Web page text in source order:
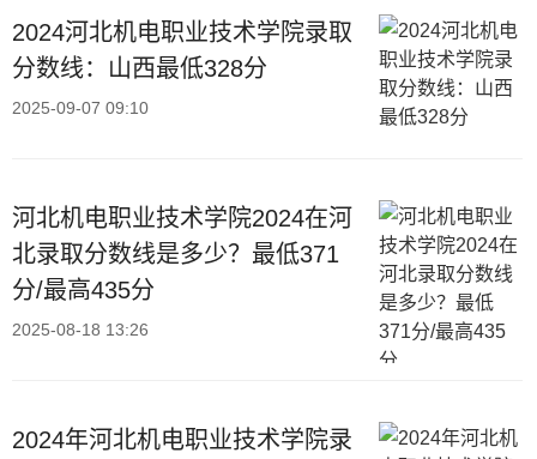
2024河北机电职业技术学院录取
分数线：山西最低328分
2025-09-07 09:10
河北机电职业技术学院2024在河
北录取分数线是多少？最低371
分/最高435分
2025-08-18 13:26
2024年河北机电职业技术学院录